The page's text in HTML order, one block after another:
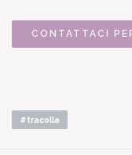
CONTATTACI
#tracolla